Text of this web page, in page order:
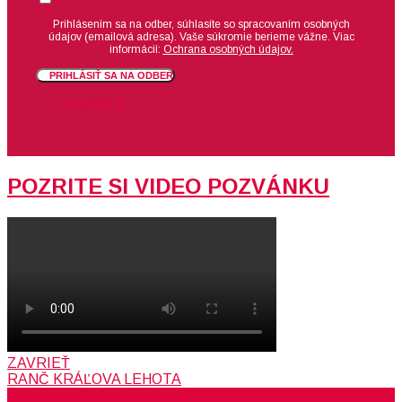
Prihlásením sa na odber, súhlasíte so spracovaním osobných
údajov (emailová adresa). Vaše súkromie berieme vážne. Viac
informácií: Ochrana osobných údajov.
PRIHLÁSIŤ SA NA ODBER
POZRITE SI VIDEO POZVÁNKU
ZAVRIEŤ
RANČ KRÁĽOVA LEHOTA